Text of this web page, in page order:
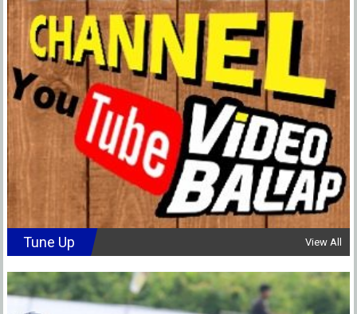
Tune Up View All